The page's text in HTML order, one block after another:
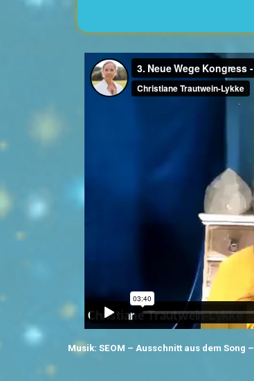
Musik: SEOM – Ausschnitt aus dem Song